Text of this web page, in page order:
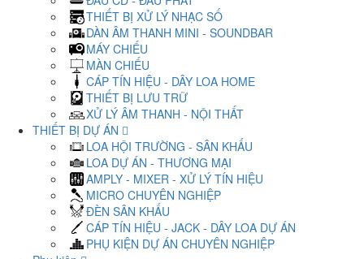
THIẾT BỊ XỬ LÝ NHẠC SỐ
DÀN ÂM THANH MINI - SOUNDBAR
MÁY CHIẾU
MÀN CHIẾU
CÁP TÍN HIỆU - DÂY LOA HOME
THIẾT BỊ LƯU TRỮ
XỬ LÝ ÂM THANH - NỘI THẤT
THIẾT BỊ DỰ ÁN
LOA HỘI TRƯỜNG - SÂN KHẤU
LOA DỰ ÁN - THƯƠNG MẠI
AMPLY - MIXER - XỬ LÝ TÍN HIỆU
MICRO CHUYÊN NGHIỆP
ĐÈN SÂN KHẤU
CÁP TÍN HIỆU - JACK - DÂY LOA DỰ ÁN
PHỤ KIỆN DỰ ÁN CHUYÊN NGHIỆP